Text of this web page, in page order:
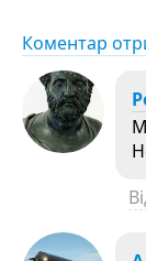
Коментар